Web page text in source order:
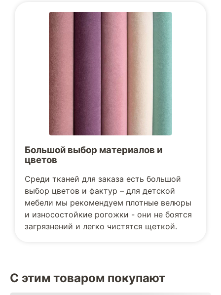
Большой выбор материалов и
цветов
Среди тканей для заказа есть большой
выбор цветов и фактур – для детской
мебели мы рекомендуем плотные велюры
и износостойкие рогожки - они не боятся
загрязнений и легко чистятся щеткой.
С этим товаром покупают